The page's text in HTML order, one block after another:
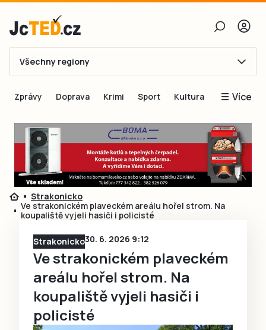
E-mail
Obnovit heslo
Přihlásit se
Přihlásit se přes Facebook
Ještě nemám účet, chci se
Všechny regiony
Zprávy Doprava Krimi Sport Kultura Více
Blogy
Inspirace
Čtenáři píší
Speciální přílohy
Strakonicko
Ve strakonickém plaveckém areálu hořel strom. Na
koupaliště vyjeli hasiči i policisté
Strakonicko30. 6. 2026 9:12
Ve strakonickém plaveckém
areálu hořel strom. Na
koupaliště vyjeli hasiči i
policisté